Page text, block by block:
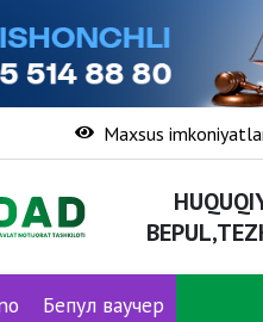
Maxsus
Бепул ваучер